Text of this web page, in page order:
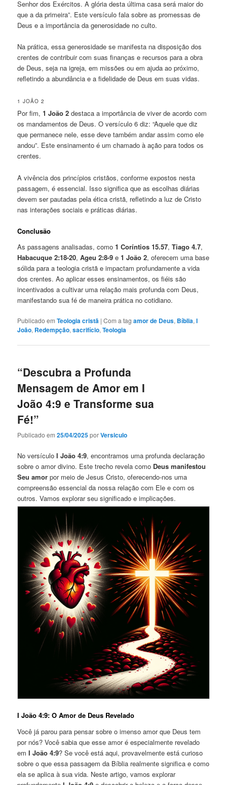
Senhor dos Exércitos. A glória desta última casa será maior do
que a da primeira”. Este versículo fala sobre as promessas de
Deus e a importância da generosidade no culto.
Na prática, essa generosidade se manifesta na disposição dos
crentes de contribuir com suas finanças e recursos para a obra
de Deus, seja na igreja, em missões ou em ajuda ao próximo,
refletindo a abundância e a fidelidade de Deus em suas vidas.
1 JOÃO 2
Por fim,1 João 2 destaca a importância de viver de acordo com
os mandamentos de Deus. O versículo 6 diz: “Aquele que diz
que permanece nele, esse deve também andar assim como ele
andou”. Este ensinamento é um chamado à ação para todos os
crentes.
A vivência dos princípios cristãos, conforme expostos nesta
passagem, é essencial. Isso significa que as escolhas diárias
devem ser pautadas pela ética cristã, refletindo a luz de Cristo
nas interações sociais e práticas diárias.
Conclusão
As passagens analisadas, como1 Coríntios 15.57,Tiago 4.7,
Habacuque 2:18-20,Ageu 2:8-9 e1 João 2, oferecem uma base
sólida para a teologia cristã e impactam profundamente a vida
dos crentes. Ao aplicar esses ensinamentos, os fiéis são
incentivados a cultivar uma relação mais profunda com Deus,
manifestando sua fé de maneira prática no cotidiano.
Publicado em Teologia cristã |Com a tagamor de Deus, Bíblia,I
João, Redempção,sacrifício,Teologia
“Descubra a Profunda
Mensagem de Amor em I
João 4:9 e Transforme sua
Fé!”
Publicado em25/04/2025porVersiculo
No versículoI João 4:9, encontramos uma profunda declaração
sobre o amor divino. Este trecho revela como Deus manifestou
Seu amor por meio de Jesus Cristo, oferecendo-nos uma
compreensão essencial da nossa relação com Ele e com os
outros. Vamos explorar seu significado e implicações.
I João 4:9: O Amor de Deus Revelado
Você já parou para pensar sobre o imenso amor que Deus tem
por nós? Você sabia que esse amor é especialmente revelado
emI João 4:9? Se você está aqui, provavelmente está curioso
sobre o que essa passagem da Bíblia realmente significa e como
ela se aplica à sua vida. Neste artigo, vamos explorar